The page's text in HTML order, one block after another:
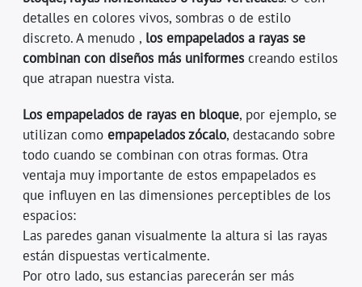
detalles en colores vivos, sombras o de estilo
discreto. A menudo , los empapelados a rayas se
combinan con diseños más uniformes creando estilos
que atrapan nuestra vista.
Los empapelados de rayas en bloque, por ejemplo, se
utilizan comoempapelados zócalo, destacando sobre
todo cuando se combinan con otras formas. Otra
ventaja muy importante de estos empapelados es
que influyen en las dimensiones perceptibles de los
espacios:
Las paredes ganan visualmente la altura si las rayas
están dispuestas verticalmente.
Por otro lado, sus estancias parecerán ser más